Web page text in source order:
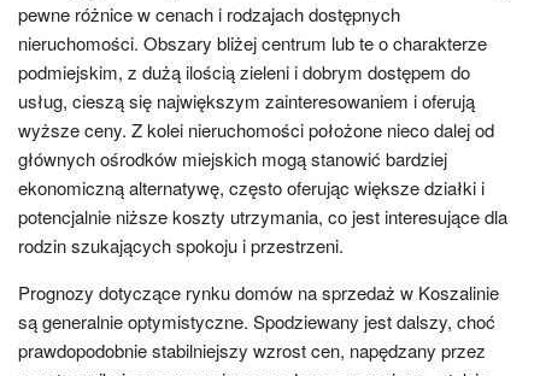
pewne różnice w cenach i rodzajach dostępnych
nieruchomości. Obszary bliżej centrum lub te o charakterze
podmiejskim, z dużą ilością zieleni i dobrym dostępem do
usług, cieszą się największym zainteresowaniem i oferują
wyższe ceny. Z kolei nieruchomości położone nieco dalej od
głównych ośrodków miejskich mogą stanowić bardziej
ekonomiczną alternatywę, często oferując większe działki i
potencjalnie niższe koszty utrzymania, co jest interesujące dla
rodzin szukających spokoju i przestrzeni.
Prognozy dotyczące rynku domów na sprzedaż w Koszalinie
są generalnie optymistyczne. Spodziewany jest dalszy, choć
prawdopodobnie stabilniejszy wzrost cen, napędzany przez